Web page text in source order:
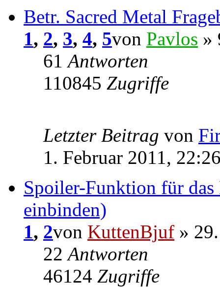
Betr. Sacred Metal
1, 2, 3, 4, 5von Pavlos »
61Antworten
110845 Zugriffe
Letzter Beitrag von
1. Februar 2011,
Spoiler-Funktion für
einbinden)
1, 2von KuttenBjuf »
22Antworten
46124 Zugriffe